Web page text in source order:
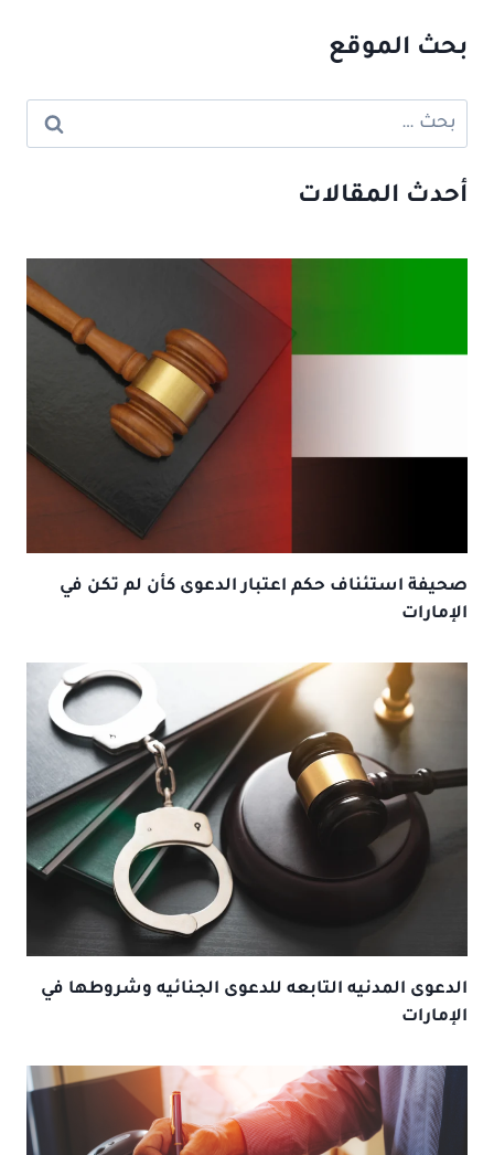
بحث الموقع
البحث
عن:
أحدث المقالات
صحيفة استئناف حكم اعتبار الدعوى كأن لم تكن في
الإمارات
الدعوى المدنيه التابعه للدعوى الجنائيه وشروطها في
الإمارات